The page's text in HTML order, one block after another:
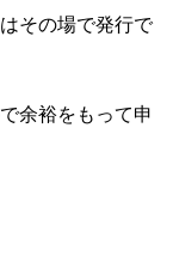
の場で発行で
裕をもって申